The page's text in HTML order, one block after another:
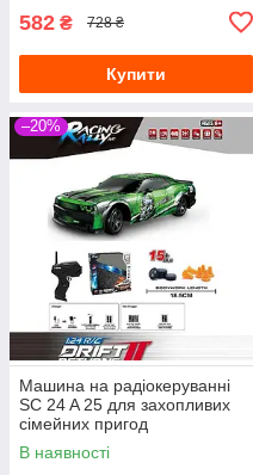
582 ₴ 728 ₴
Купити
–20%
Машина на радіокеруванні
SC 24 A 25 для захопливих
сімейних пригод
В наявності